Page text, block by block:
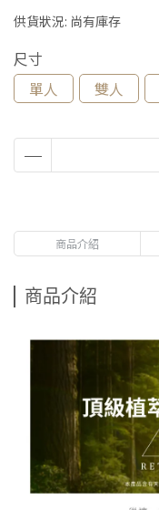
供貨狀況: 尚有庫存
尺寸
單人
雙人
商品介紹
商品介紹